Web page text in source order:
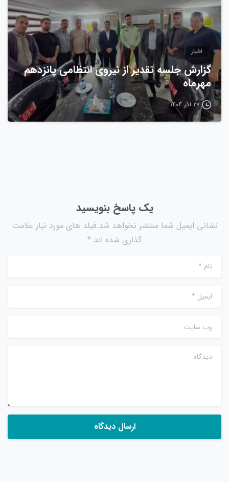
اخبار
گزارش جلسه تقدیر از نیروی انتظامی پانزدهم
مهرماه
۲۷ آذر ۱۴۰۴
یک پاسخ بنویسید
نشانی ایمیل شما منتشر نخواهد شد.فیلد های مورد نیاز علامت
گذاری شده اند *
نام*
ایمیل *
وب سایت
دیدگاه